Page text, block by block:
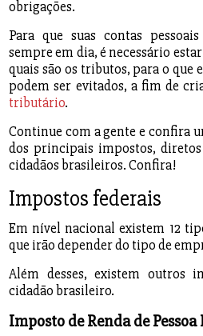
obrigações.
Para que suas contas
sempre em dia, é necessário
quais são os tributos, para o que
podem ser evitados, a fim de
tributário.
Continue com a gente e confira
dos principais impostos,
cidadãos brasileiros. Confira!
Impostos federais
Em nível nacional existem 12
que irão depender do tipo de
Além desses, existem outros
cidadão brasileiro.
Imposto de Renda de